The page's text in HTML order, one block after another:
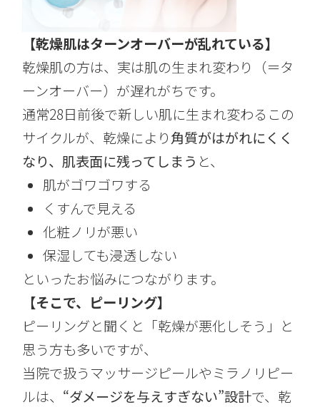
【乾燥肌はターンオーバーが乱れている】
乾燥肌の方は、実は肌の生まれ変わり（＝タ
ーンオーバー）が遅れがちです。
通常28日前後で新しい肌に生まれ変わるこの
サイクルが、乾燥により角質がはがれにくく
なり、肌表面に残ってしまう と、
肌がゴワゴワする
くすんで見える
化粧ノリが悪い
保湿しても浸透しない
といったお悩みにつながります。
【そこで、ピーリング】
ピーリングと聞くと「乾燥が悪化しそう」と
思う方も多いですが、
当院で扱うマッサージピールやミラノリピー
ルは、 “ダメージを与えすぎない”設計で、乾